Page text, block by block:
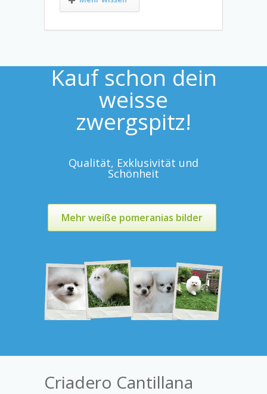
Kauf schon dein
weisse
zwergspitz!
Qualität, Exklusivität und
Schönheit
Mehr weiße pomeranias bilder
Criadero Cantillana